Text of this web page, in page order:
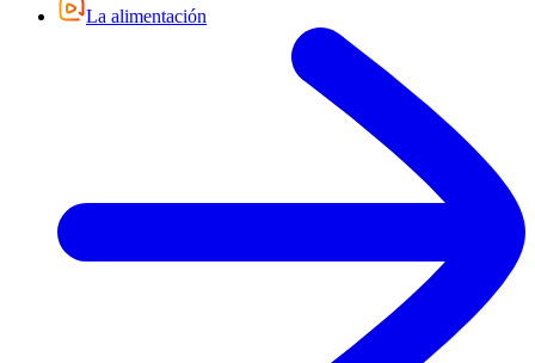
La alimentación